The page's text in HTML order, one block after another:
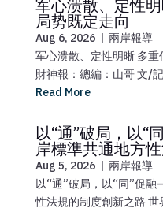
军心溃散、定性
局势既定走向
Aug 6, 2026 | 兩岸報導
军心溃散、定性明晰 多
財神報：總編：山哥 文/
Read More
以“通”破局，以“
岸標準共通地方
Aug 5, 2026 | 兩岸報導
以“通”破局，以“同”促
性法規的制度創新之路